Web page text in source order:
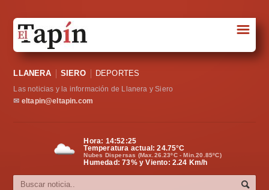
Sociedad
Política
Cultura
☰
LLANERA SIERO DEPORTES
Las noticias y la información de Llanera y Siero
✉ eltapin@eltapin.com
Hora: 14:52:26
Temperatura actual:24.75°C
Nubes Dispersas (Max.26.23ºC - Min.20.85ºC)
Humedad: 73% y Viento: 2.24 Km/h